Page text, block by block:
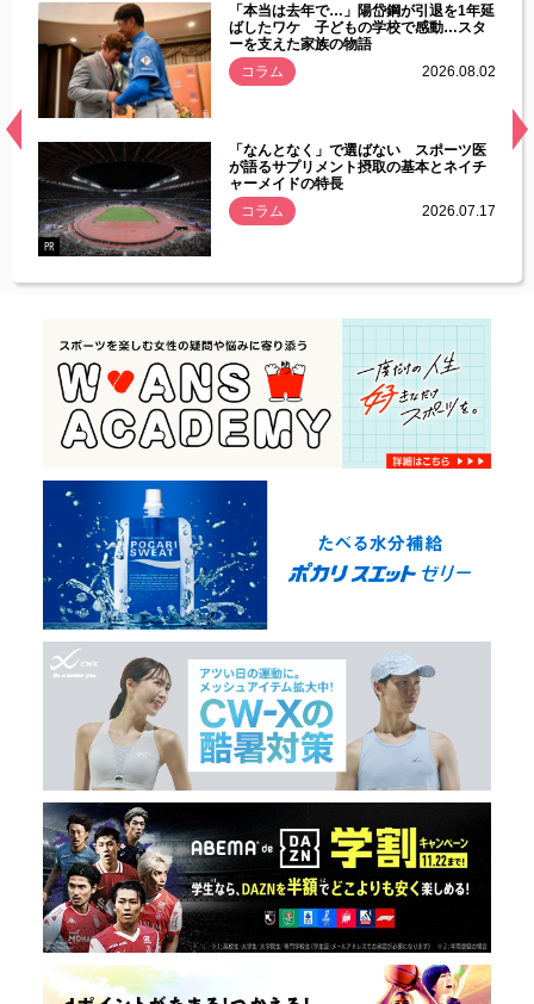
常
「本当は去年で…」陽岱鋼が引退を1年延
ばしたワケ 子どもの学校で感動…スタ
ーを支えた家族の物語
コラム
2026.08.02
PR
「なんとなく」で選ばない スポーツ医
が語るサプリメント摂取の基本とネイチ
ャーメイドの特長
コラム
2026.07.17